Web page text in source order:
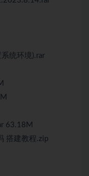
统环境).rar
63.18M
搭建教程.zip